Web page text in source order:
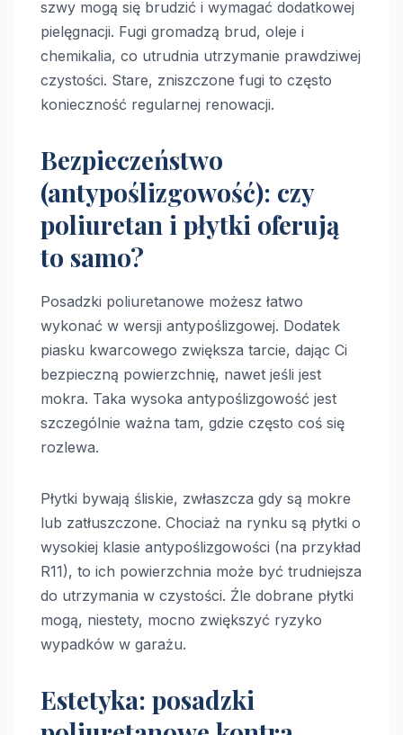
szwy mogą się brudzić i wymagać dodatkowej
pielęgnacji. Fugi gromadzą brud, oleje i
chemikalia, co utrudnia utrzymanie prawdziwej
czystości. Stare, zniszczone fugi to często
konieczność regularnej renowacji.
Bezpieczeństwo
(antypoślizgowość): czy
poliuretan i płytki oferują
to samo?
Posadzki poliuretanowe możesz łatwo
wykonać w wersji antypoślizgowej. Dodatek
piasku kwarcowego zwiększa tarcie, dając Ci
bezpieczną powierzchnię, nawet jeśli jest
mokra. Taka wysoka antypoślizgowość jest
szczególnie ważna tam, gdzie często coś się
rozlewa.
Płytki bywają śliskie, zwłaszcza gdy są mokre
lub zatłuszczone. Chociaż na rynku są płytki o
wysokiej klasie antypoślizgowości (na przykład
R11), to ich powierzchnia może być trudniejsza
do utrzymania w czystości. Źle dobrane płytki
mogą, niestety, mocno zwiększyć ryzyko
wypadków w garażu.
Estetyka: posadzki